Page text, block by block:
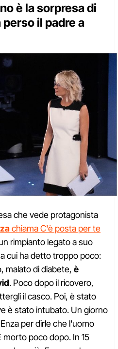
è la sorpresa di
il padre a
che vede protagonista
chiama C'è posta per te
rimpianto legato a suo
cui ha detto troppo poco:
malato di diabete, è
. Poco dopo il ricovero,
il casco. Poi, è stato
è stato intubato. Un giorno
per dirle che l'uomo
poco dopo. In 15